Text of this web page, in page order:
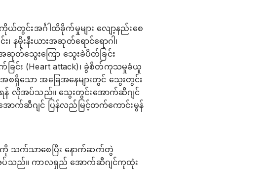
တွင်းအင်္ဂါထိခိုက်မှုများ လျော့နည်းစေ
နမိုးနီးယားအဆုတ်ရောင်ရောဂါ၊
အဆုတ်သွေးကြော သွေးခဲပိတ်ခြင်း
က်ခြင်း (Heart attack)၊ ခွဲစိတ်ကုသမှုခံယူ
အစရှိသော အခြေအနေများတွင် သွေးတွင်း
န် လိုအပ်သည်။ သွေးတွင်း‌အောက်ဆီဂျင်
ောက်ဆီဂျင် ပြန်လည်မြင့်တက်ကောင်းမွန်
င်းကို သက်သာစေပြီး နောက်ဆက်တွဲ
အပ်သည်။ ကာလရှည် အောက်ဆီဂျင်ကုထုံး